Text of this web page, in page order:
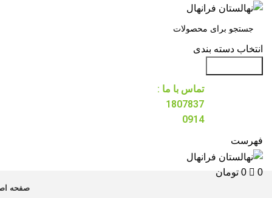
انتخاب دسته بندی
تماس با ما :
1807837
0914
فهرست
0
0 تومان
صفحه